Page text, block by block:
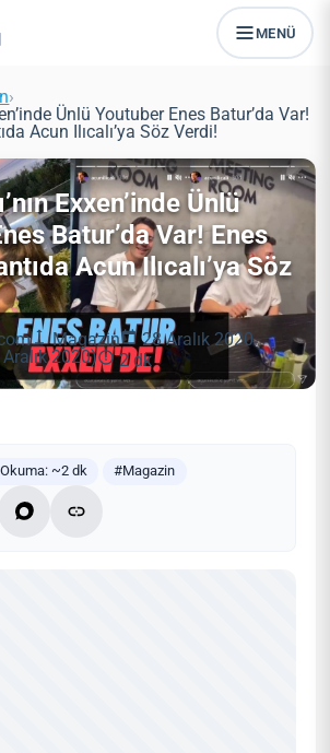
MENÜ
›
Ünlü Youtuber Enes Batur’da Var!
Acun Ilıcalı’ya Söz Verdi!
Exxen’inde Ünlü
Batur’da Var! Enes
Acun Ilıcalı’ya Söz
Magazin
28 Aralık 2020
2020)
2 dk
Okuma: ~2 dk #Magazin